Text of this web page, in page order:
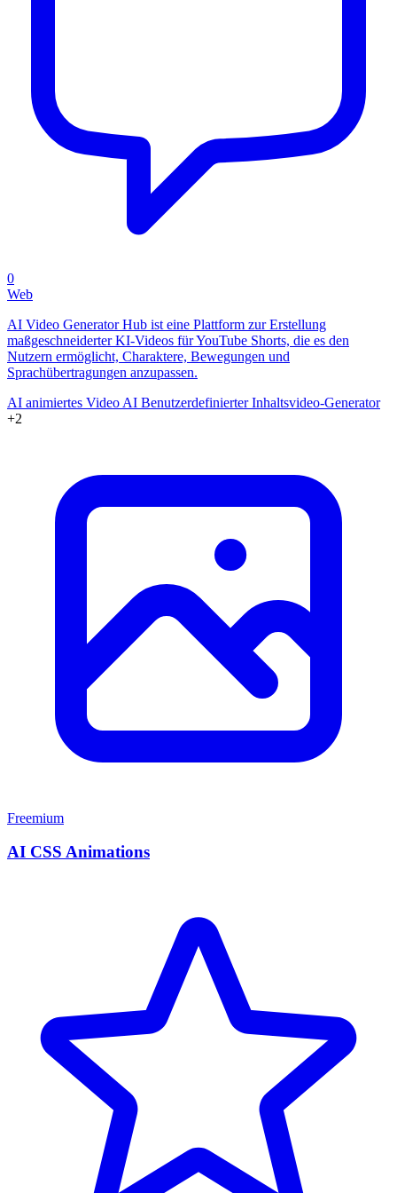
0
Web
AI Video Generator Hub ist eine Plattform zur Erstellung
maßgeschneiderter KI-Videos für YouTube Shorts, die es den
Nutzern ermöglicht, Charaktere, Bewegungen und
Sprachübertragungen anzupassen.
AI animiertes Video AI Benutzerdefinierter Inhaltsvideo-Generator
+2
Freemium
AI CSS Animations